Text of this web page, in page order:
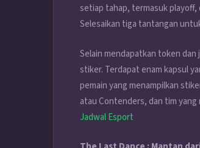
setiap tahap, termasuk playoff,
Selesaikan tiga tantangan
Selain mendapatkan token dan
stiker. Terdapat enam kapsul
pemain yang menampilkan
atau Contenders, dan tim
Jadwal Esport